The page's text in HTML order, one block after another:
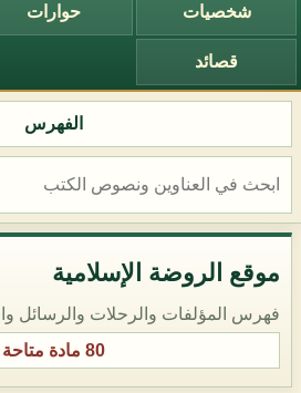
شخصيات حوارات
قصائد
الفهرس
موقع الروضة الإسلامية
فهرس المؤلفات والرحلات والرسائل
80 مادة متاحة